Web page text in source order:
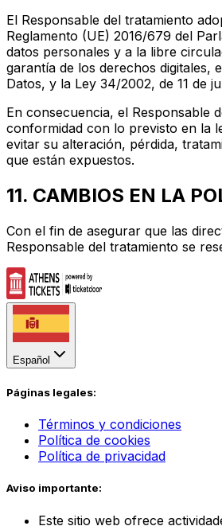
El Responsable del tratamiento
Reglamento (UE) 2016/679 del
datos personales y a la libre
garantía de los derechos digitales,
Datos, y la Ley 34/2002, de 11 de
En consecuencia, el Responsable
conformidad con lo previsto en la
evitar su alteración, pérdida,
que están expuestos.
11. CAMBIOS EN LA
Con el fin de asegurar que las
Responsable del tratamiento se
Español
Páginas legales:
Términos y condiciones
Política de cookies
Política de privacidad
Aviso importante:
Este sitio web ofrece